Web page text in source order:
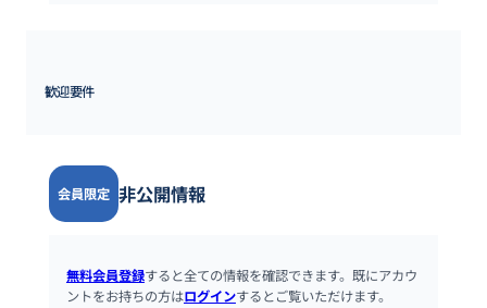
歓迎要件
会員限定 非公開情報
無料会員登録すると全ての情報を確認できます。既にアカウ
ントをお持ちの方はログインするとご覧いただけます。